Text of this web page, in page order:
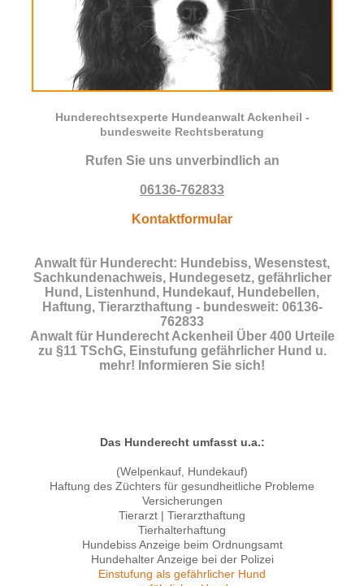
Hunderechtsexperte Hundeanwalt Ackenheil -
bundesweite Rechtsberatung
Rufen Sie uns unverbindlich an
06136-762833
Kontaktformular
Anwalt für Hunderecht: Hundebiss, Wesenstest,
Sachkundenachweis, Hundegesetz, gefährlicher
Hund, Listenhund, Hundekauf, Hundebellen,
Haftung, Tierarzthaftung - bundesweit: 06136-
762833
Anwalt für Hunderecht Ackenheil Über 400 Urteile
zu §11 TSchG, Einstufung gefährlicher Hund u.
mehr! Informieren Sie sich!
Das Hunderecht umfasst u.a.:
(Welpenkauf, Hundekauf)
Haftung des Züchters für gesundheitliche Probleme
Versicherungen
Tierarzt | Tierarzthaftung
Tierhalterhaftung
Hundebiss Anzeige beim Ordnungsamt
Hundehalter Anzeige bei der Polizei
Einstufung als gefährlicher Hund